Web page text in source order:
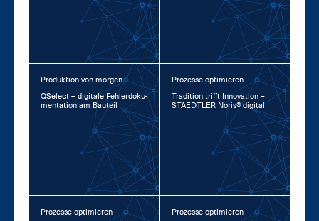
Produktion von morgen
QSelect – di­gi­ta­le Feh­ler­do­ku­
men­ta­ti­on am Bau­teil
Prozesse optimieren
Tra­di­ti­on trifft In­no­va­ti­on –
STA­EDT­LER No­ris® di­gi­tal
Prozesse optimieren
Prozesse optimieren